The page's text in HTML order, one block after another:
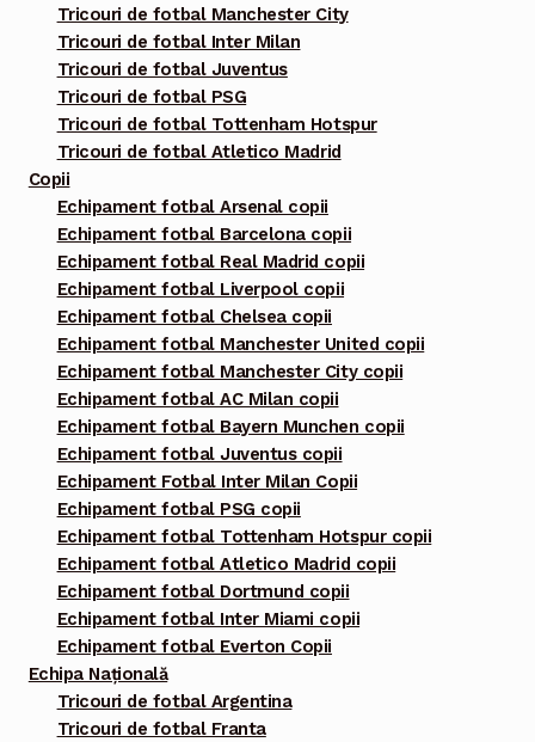
Tricouri de fotbal Manchester City
Tricouri de fotbal Inter Milan
Tricouri de fotbal Juventus
Tricouri de fotbal PSG
Tricouri de fotbal Tottenham Hotspur
Tricouri de fotbal Atletico Madrid
Copii
Echipament fotbal Arsenal copii
Echipament fotbal Barcelona copii
Echipament fotbal Real Madrid copii
Echipament fotbal Liverpool copii
Echipament fotbal Chelsea copii
Echipament fotbal Manchester United copii
Echipament fotbal Manchester City copii
Echipament fotbal AC Milan copii
Echipament fotbal Bayern Munchen copii
Echipament fotbal Juventus copii
Echipament Fotbal Inter Milan Copii
Echipament fotbal PSG copii
Echipament fotbal Tottenham Hotspur copii
Echipament fotbal Atletico Madrid copii
Echipament fotbal Dortmund copii
Echipament fotbal Inter Miami copii
Echipament fotbal Everton Copii
Echipa Națională
Tricouri de fotbal Argentina
Tricouri de fotbal Franta